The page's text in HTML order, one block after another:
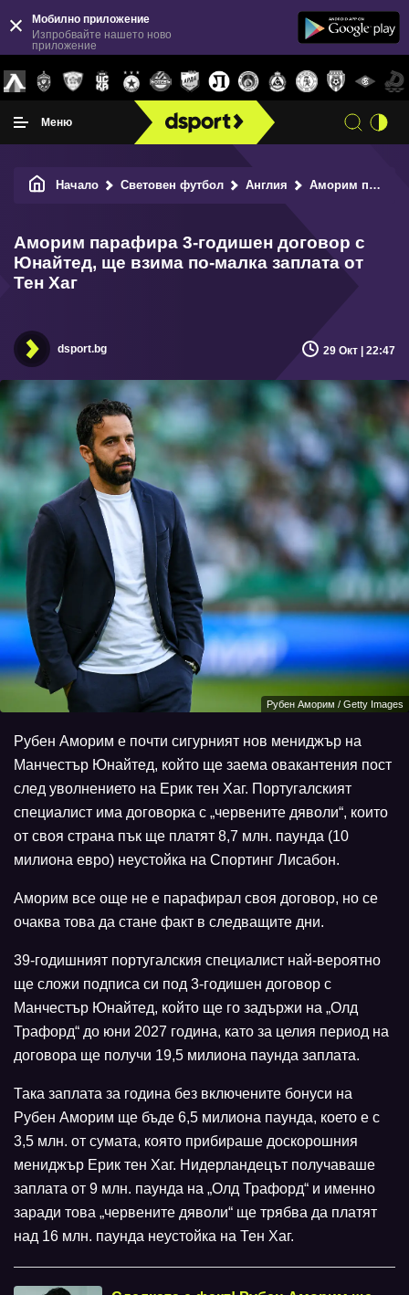
Мобилно приложение
Изпробвайте нашето ново
приложение
Меню
Начало Световен футбол Англия Аморим парафира 3-годишен договор с Юнайтед, ще взима по-малка заплата от Тен Хаг
Аморим парафира 3-годишен договор с
Юнайтед, ще взима по-малка заплата от
Тен Хаг
dsport.bg 29 Окт | 22:47
Рубен Аморим / Getty Images
Рубен Аморим е почти сигурният нов мениджър на
Манчестър Юнайтед, който ще заема овакантения пост
след уволнението на Ерик тен Хаг. Португалският
специалист има договорка с „червените дяволи“, които
от своя страна пък ще платят 8,7 млн. паунда (10
милиона евро) неустойка на Спортинг Лисабон.
Аморим все още не е парафирал своя договор, но се
очаква това да стане факт в следващите дни.
39-годишният португалския специалист най-вероятно
ще сложи подписа си под 3-годишен договор с
Манчестър Юнайтед, който ще го задържи на „Олд
Трафорд“ до юни 2027 година, като за целия период на
договора ще получи 19,5 милиона паунда заплата.
Така заплата за година без включените бонуси на
Рубен Аморим ще бъде 6,5 милиона паунда, което е с
3,5 млн. от сумата, която прибираше доскорошния
мениджър Ерик тен Хаг. Нидерландецът получаваше
заплата от 9 млн. паунда на „Олд Трафорд“ и именно
заради това „червените дяволи“ ще трябва да платят
над 16 млн. паунда неустойка на Тен Хаг.